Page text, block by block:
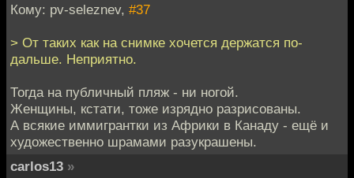
Кому: pv-seleznev, #37
> От таких как на снимке хочется держатся по-
дальше. Неприятно.
Тогда на публичный пляж - ни ногой.
Женщины, кстати, тоже изрядно разрисованы.
А всякие иммигрантки из Африки в Канаду - ещё и
художественно шрамами разукрашены.
carlos13 »